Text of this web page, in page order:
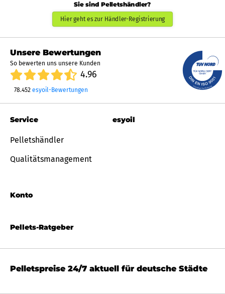
Sie sind Pelletshändler?
Hier geht es zur Händler-Registrierung
Unsere Bewertungen
So bewerten uns unsere Kunden
4.96
78.452 esyoil-Bewertungen
Pellets-Ratgeber
Service
Pelletshändler
Qualitätsmanagement
Konto
esyoil
Pelletspreise 24/7 aktuell für deutsche Städte